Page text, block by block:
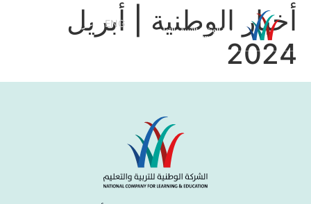
ENG عربي
أخبار الوطنية | أبريل
2024